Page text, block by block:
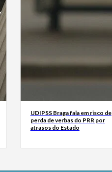
UDIPSS Braga fala em risco de
perda de verbas do PRR por
atrasos do Estado